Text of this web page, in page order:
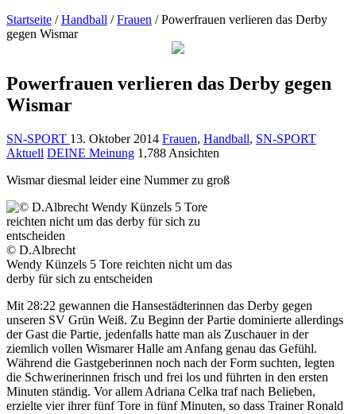
Startseite / Handball / Frauen / Powerfrauen verlieren das Derby
gegen Wismar
Powerfrauen verlieren das Derby gegen
Wismar
SN-SPORT 13. Oktober 2014 Frauen, Handball, SN-SPORT
Aktuell DEINE Meinung 1,788 Ansichten
Wismar diesmal leider eine Nummer zu groß
© D.Albrecht
Wendy Künzels 5 Tore reichten nicht um das
derby für sich zu entscheiden
Mit 28:22 gewannen die Hansestädterinnen das Derby gegen
unseren SV Grün Weiß. Zu Beginn der Partie dominierte allerdings
der Gast die Partie, jedenfalls hatte man als Zuschauer in der
ziemlich vollen Wismarer Halle am Anfang genau das Gefühl.
Während die Gastgeberinnen noch nach der Form suchten, legten
die Schwerinerinnen frisch und frei los und führten in den ersten
Minuten ständig. Vor allem Adriana Celka traf nach Belieben,
erzielte vier ihrer fünf Tore in fünf Minuten, so dass Trainer Ronald